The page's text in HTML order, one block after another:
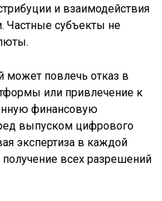
и взаимодействия
Частные субъекты не
может повлечь отказ в
или привлечение к
финансовую
выпуском цифрового
экспертиза в каждой
всех разрешений